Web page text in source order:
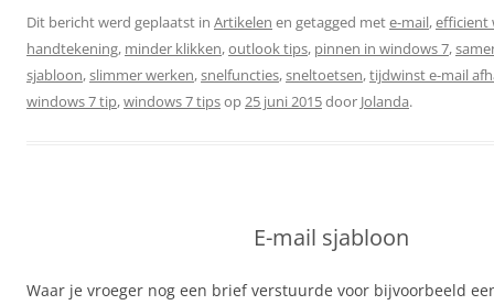
Dit bericht werd geplaatst in Artikelen en getagged mete-mail,efficient
handtekening, minder klikken,outlook tips, pinnen in windows 7,
sjabloon,slimmer werken,snelfuncties,sneltoetsen,tijdwinst e-mail
windows 7 tip,windows 7 tipsop 25 juni 2015door Jolanda.
E-mail sjabloon
Waar je vroeger nog een brief verstuurde voor bijvoorbeeld